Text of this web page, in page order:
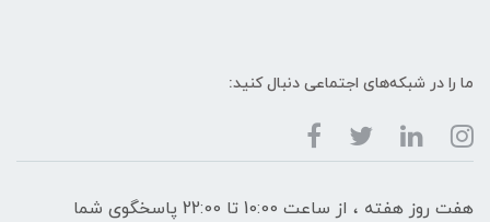
ما را در شبکه‌های اجتماعی دنبال کنید:
هفت روز هفته ، از ساعت 10:00 تا 22:00 پاسخگوی شما